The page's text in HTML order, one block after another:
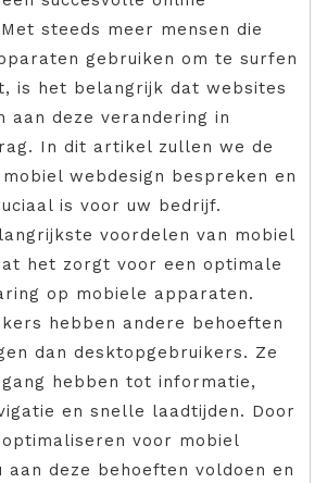
steeds meer mensen die
gebruiken om te surfen
is het belangrijk dat websites
aan deze verandering in
In dit artikel zullen we de
webdesign bespreken en
is voor uw bedrijf.
voordelen van mobiel
het zorgt voor een optimale
op mobiele apparaten.
hebben andere behoeften
dan desktopgebruikers. Ze
hebben tot informatie,
en snelle laadtijden. Door
voor mobiel
aan deze behoeften voldoen en